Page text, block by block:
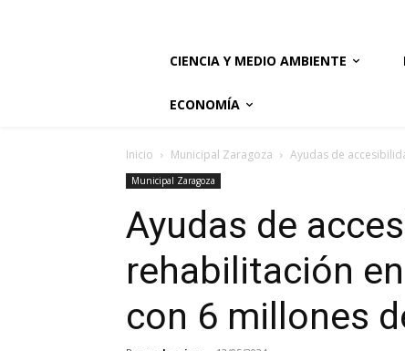
CIENCIA Y MEDIO AMBIENTE
ECONOMÍA
Inicio Municipal Zaragoza Ayudas de
Municipal Zaragoza
Ayudas de
rehabilitación
con 6 millones